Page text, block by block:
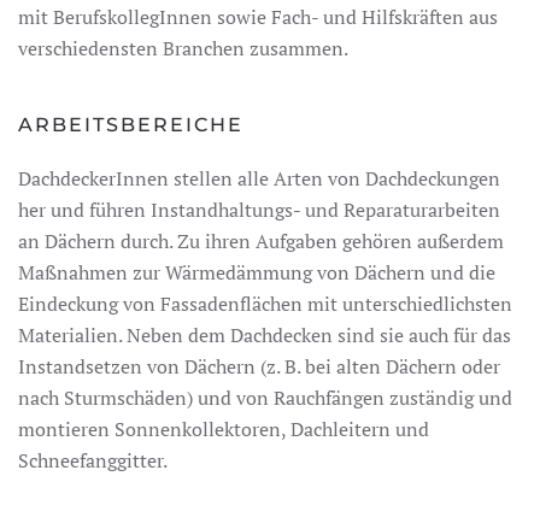
mit BerufskollegInnen sowie Fach- und Hilfskräften aus
verschiedensten Branchen zusammen.
ARBEITSBEREICHE
DachdeckerInnen stellen alle Arten von Dachdeckungen
her und führen Instandhaltungs- und Reparaturarbeiten
an Dächern durch. Zu ihren Aufgaben gehören außerdem
Maßnahmen zur Wärmedämmung von Dächern und die
Eindeckung von Fassadenflächen mit unterschiedlichsten
Materialien. Neben dem Dachdecken sind sie auch für das
Instandsetzen von Dächern (z. B. bei alten Dächern oder
nach Sturmschäden) und von Rauchfängen zuständig und
montieren Sonnenkollektoren, Dachleitern und
Schneefanggitter.